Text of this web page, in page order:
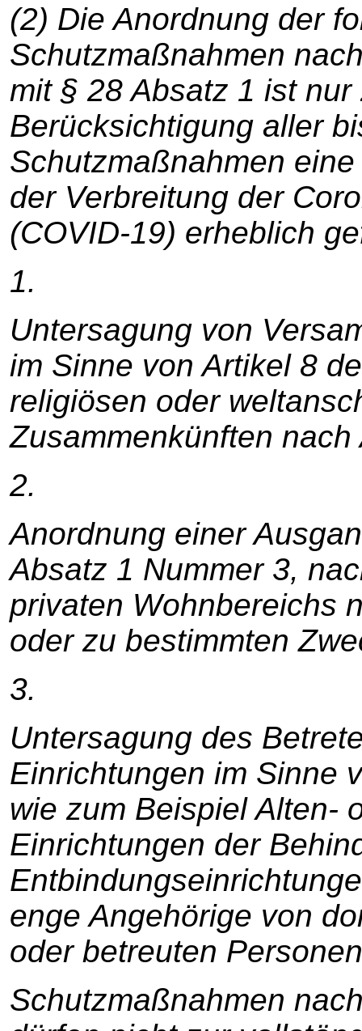
(2) Die Anordnung der
Schutzmaßnahmen
mit § 28 Absatz 1 ist
Berücksichtigung aller
Schutzmaßnahmen
der Verbreitung der
(COVID-19) erheblich
1.
Untersagung von
im Sinne von Artikel 8
religiösen oder
Zusammenkünften
2.
Anordnung einer
Absatz 1 Nummer 3,
privaten Wohnbereichs
oder zu bestimmten
3.
Untersagung des
Einrichtungen im Sinne
wie zum Beispiel Alten-
Einrichtungen der
enge Angehörige von
oder betreuten
Schutzmaßnahmen